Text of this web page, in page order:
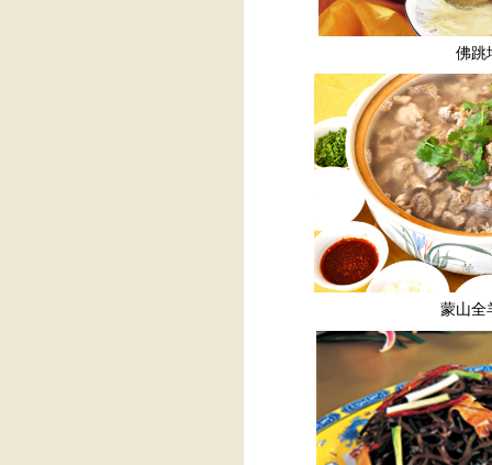
佛跳
蒙山全